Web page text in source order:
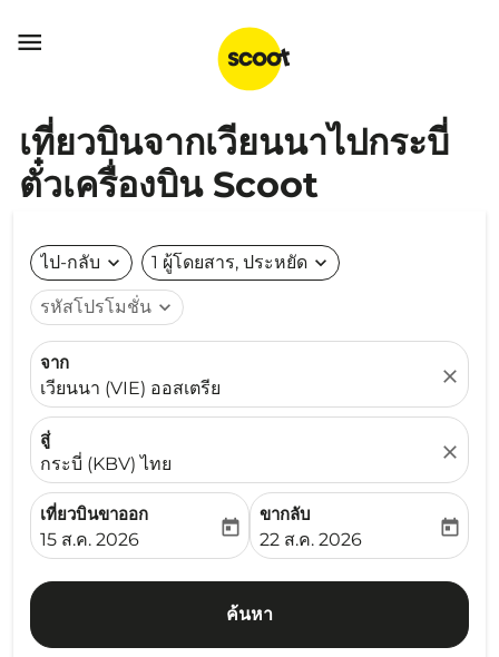

เที่ยวบินจากเวียนนาไปกระบี่
ตั๋วเครื่องบิน Scoot
ไป-กลับ expand_more 1 ผู้โดยสาร, ประหยัด expand_more
รหัสโปรโมชั่น expand_more
จาก
เวียนนา (VIE) ออสเตรีย
close
สู่
กระบี่ (KBV) ไทย
close
เที่ยวบินขาออก
fc-booking-departure-date-aria-label
15 ส.ค. 2026
today
ขากลับ
fc-booking-return-date-
22 ส.ค. 2026
today
ค้นหา